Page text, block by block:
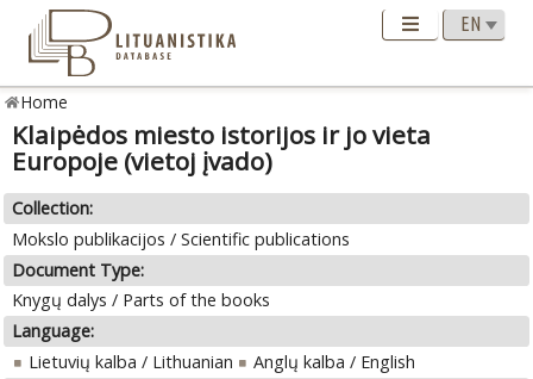
Home
Klaipėdos miesto istorijos ir jo vieta
Europoje (vietoj įvado)
Collection:
Mokslo publikacijos / Scientific publications
Document Type:
Knygų dalys / Parts of the books
Language:
Lietuvių kalba / Lithuanian
Anglų kalba / English